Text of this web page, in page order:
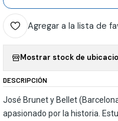
Agregar a la lista de
Mostrar stock de
DESCRIPCIÓN
José Brunet y Bellet
apasionado por la historia.